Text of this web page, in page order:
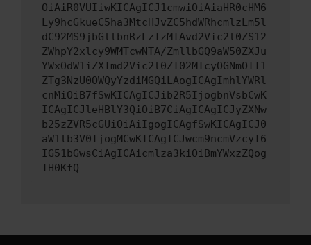
OiAiR0VUIiwKICAgICJ1cmwiOiAiaHR0cHM6
Ly9hcGkueC5ha3MtcHJvZC5hdWRhcmlzLm5l
dC92MS9jbGllbnRzLzIzMTAvd2Vic2l0ZS12
ZWhpY2xlcy9WMTcwNTA/ZmllbGQ9aW50ZXJu
YWxOdW1iZXImd2Vic2l0ZT02MTcyOGNmOTI1
ZTg3NzU0OWQyYzdiMGQiLAogICAgImhlYWRl
cnMiOiB7fSwKICAgICJib2R5IjogbnVsbCwK
ICAgICJleHBlY3QiOiB7CiAgICAgICJyZXNw
b25zZVR5cGUiOiAiIgogICAgfSwKICAgICJ0
aW1lb3V0IjogMCwKICAgICJwcm9ncmVzcyI6
IG51bGwsCiAgICAicmlza3kiOiBmYWxzZQog
IH0KfQ==